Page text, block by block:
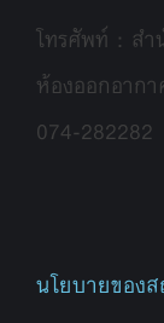
โทรศัพท์ : ส
ห้องออกอาก
074-282282
นโยบายของ